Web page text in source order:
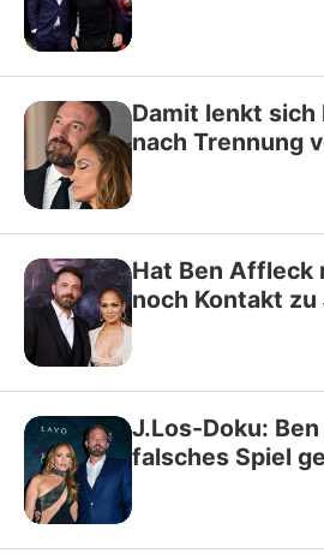
Damit lenkt
nach Trennung
Hat Ben Affleck
noch Kontakt zu
J.Los-Doku:
falsches Spiel